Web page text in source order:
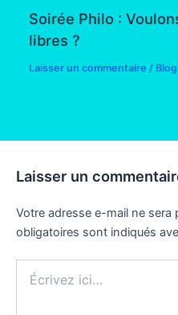
Soirée Philo :
libres ?
Laisser un commentaire / Blog
Laisser un
Votre adresse e-mail ne sera
obligatoires sont indiqués
ici…